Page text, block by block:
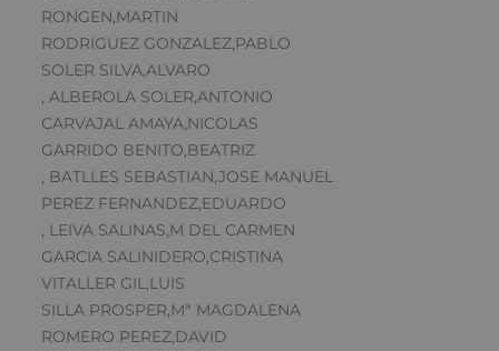
RONGEN,MARTIN
RODRIGUEZ GONZALEZ,PABLO
SOLER SILVA,ALVARO
, ALBEROLA SOLER,ANTONIO
CARVAJAL AMAYA,NICOLAS
GARRIDO BENITO,BEATRIZ
, BATLLES SEBASTIAN,JOSE MANUEL
PEREZ FERNANDEZ,EDUARDO
, LEIVA SALINAS,M DEL CARMEN
GARCIA SALINIDERO,CRISTINA
VITALLER GIL,LUIS
SILLA PROSPER,Mª MAGDALENA
ROMERO PEREZ,DAVID